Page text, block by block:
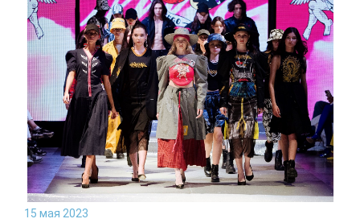
15 мая 2023